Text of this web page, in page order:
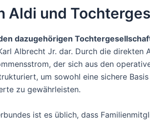
Aldi und
dazugehörigen
Albrecht Jr. dar. Durch die direkten
der sich aus den
um sowohl eine sichere
zu gewährleisten.
ist es üblich, dass